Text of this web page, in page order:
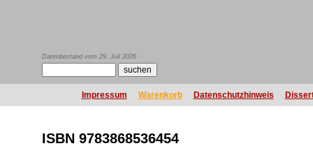
Datenbestand vom 29. Juli 2026
Impressum Warenkorb Datenschutzhinweis
ISBN 9783868536454